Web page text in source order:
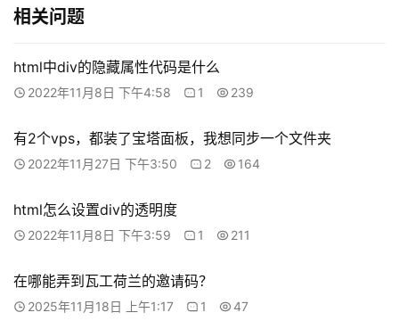
热
攻
略
知
识
线
工
相关问题
html中div的隐藏属性代码是什么
2022年11月8日 下午4:58 1 239
有2个vps，都装了宝塔面板，我想同步一个文件夹
2022年11月27日 下午3:50 2 164
html怎么设置div的透明度
2022年11月8日 下午3:59 1 211
在哪能弄到瓦工荷兰的邀请码？
2025年11月18日 上午1:17 1 47